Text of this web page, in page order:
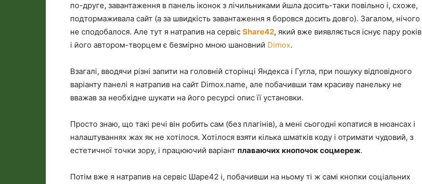
по-друге, завантаження в панель іконок з лічильниками йшла досить-таки повільно і, схоже,
подтормаживала сайт (а за швидкість завантаження я боровся досить довго). Загалом, нічого
не сподобалося. Але тут я натрапив на сервіс Share42, який вже виявляється існує пару років
і його автором-творцем є безмірно мною шановний Dimox.
Взагалі, вводячи різні запити на головній сторінці Яндекса і Гугла, при пошуку відповідного
варіанту панелі я натрапив на сайт Dimox.name, але побачивши там красиву панельку не
вважав за необхідне шукати на його ресурсі опис її установки.
Просто знаю, що такі речі він робить сам (без плагінів), а мені сьогодні копатися в нюансах і
налаштуваннях жах як не хотілося. Хотілося взяти кілька шматків коду і отримати чудовий, з
естетичної точки зору, і працюючий варіант плаваючих кнопочок соцмереж.
Потім вже я натрапив на сервіс Шаре42 і, побачивши на ньому ті ж самі кнопки соціальних